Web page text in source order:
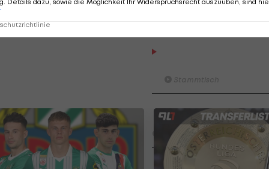
I schau a #LigaZWA - Die
Runde)
I schau a LigaZWA
LASK-Traumstart: Sind die
Details dazu, sowie die Möglichkeit Ihr Widerspruchsrecht auszuüben, sind